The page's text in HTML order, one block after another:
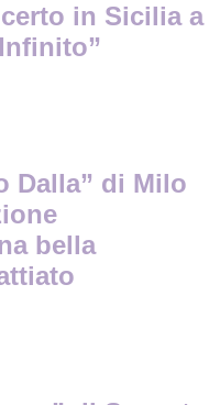
in Sicilia a
Dalla” di Milo
bella